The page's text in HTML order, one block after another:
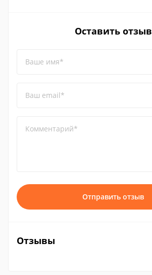
Оставить отзыв
Ваше имя*
Ваш email*
Комментарий*
Отправить отзыв
Отзывы